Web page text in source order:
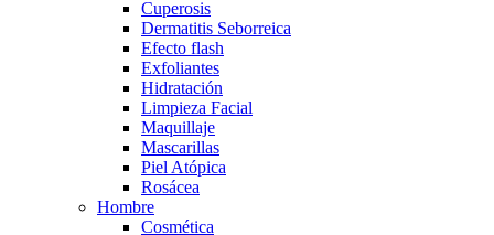
Cuperosis
Dermatitis Seborreica
Efecto flash
Exfoliantes
Hidratación
Limpieza Facial
Maquillaje
Mascarillas
Piel Atópica
Rosácea
Hombre
Cosmética